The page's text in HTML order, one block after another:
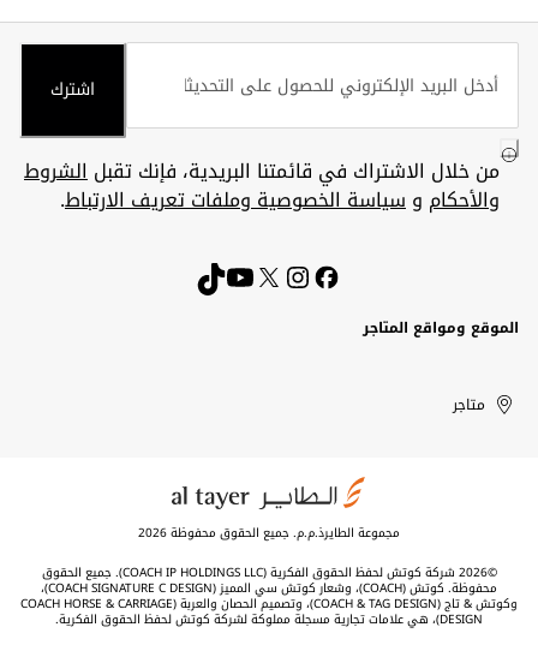
اشترك
من خلال الاشتراك في قائمتنا البريدية، فإنك تقبلالشروط
والأحكام وسياسة الخصوصية وملفات تعريف الارتباط.
الموقع ومواقع المتاجر
United
Arab
Kuwait
الإمارات
العربية
الكويت
متاجر
مجموعة الطايرذ.م.م. جميع الحقوق محفوظة 2026
©2026 شركة كوتش لحفظ الحقوق الفكرية (COACH IP HOLDINGS LLC). جميع الحقوق
محفوظة. كوتش (COACH)، وشعار كوتش سي المميز (COACH SIGNATURE C DESIGN)،
وكوتش & تاج (COACH & TAG DESIGN)، وتصميم الحصان والعربة (COACH HORSE & CARRIAGE
DESIGN)، هي علامات تجارية مسجلة مملوكة لشركة كوتش لحفظ الحقوق الفكرية.